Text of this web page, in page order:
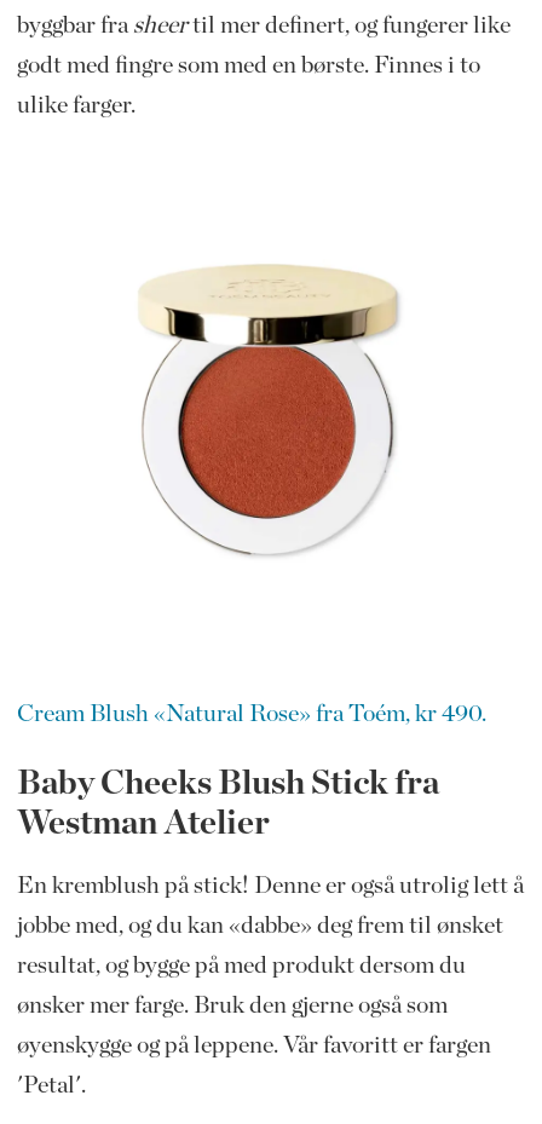
byggbar fra sheertil mer definert, og fungerer like
godt med fingre som med en børste. Finnes i to
ulike farger.
Cream Blush «Natural Rose» fra Toém, kr 490.
Baby Cheeks Blush Stick fra
Westman Atelier
En kremblush på stick! Denne er også utrolig lett å
jobbe med, og du kan «dabbe» deg frem til ønsket
resultat, og bygge på med produkt dersom du
ønsker mer farge. Bruk den gjerne også som
øyenskygge og på leppene. Vår favoritt er fargen
'Petal'.